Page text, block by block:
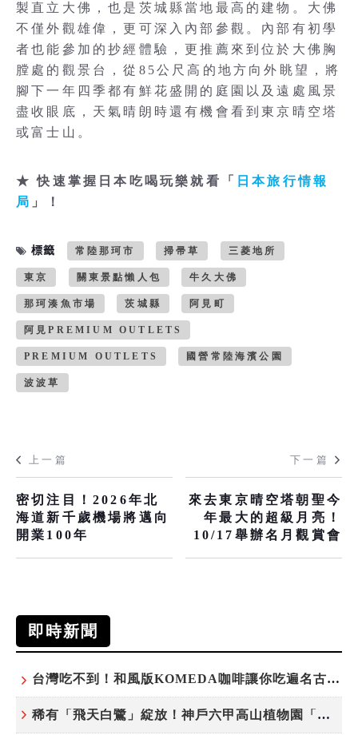
製直立大佛，也是茨城縣當地最高的建物。大佛
不僅外觀雄偉，更可深入內部參觀。內部有初學
者也能參加的抄經體驗，更推薦來到位於大佛胸
膛處的觀景台，從85公尺高的地方向外眺望，將
腳下一年四季都有鮮花盛開的庭園以及遠處風景
盡收眼底，天氣晴朗時還有機會看到東京晴空塔
或富士山。
★ 快速掌握日本吃喝玩樂就看「
日本旅行情報
局 」！
標籤 常陸那珂市 掃帚草 三菱地所
東京 關東景點懶人包 牛久大佛
那珂湊魚市場 茨城縣 阿見町
阿見PREMIUM OUTLETS
PREMIUM OUTLETS 國營常陸海濱公園
波波草
上一篇
密切注目！2026年北
海道新千歲機場將邁向
開業100年
下一篇
來去東京晴空塔朝聖今
年最大的超級月亮！
10/17舉辦名月觀賞會
即時新聞
台灣吃不到！和風版KOMEDA咖啡讓你吃遍名古屋在地美食
稀有「飛天白鷺」綻放！神戶六甲高山植物園「鷺草」珍貴現身